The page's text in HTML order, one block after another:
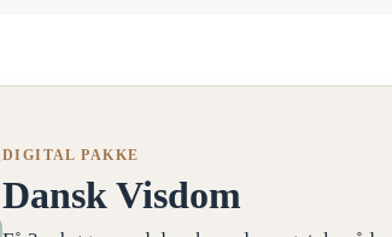
DIGITAL PAKKE
Dansk Visdom